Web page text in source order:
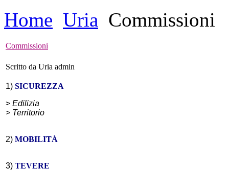
Home Uria Commissioni
Commissioni
Scritto da Uria admin
1) SICUREZZA
> Edilizia
> Territorio
2) MOBILITÀ
3) TEVERE